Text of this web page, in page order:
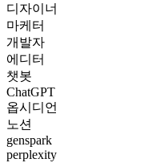
디자이너
마케터
개발자
에디터
챗봇
ChatGPT
옵시디언
노션
genspark
perplexity